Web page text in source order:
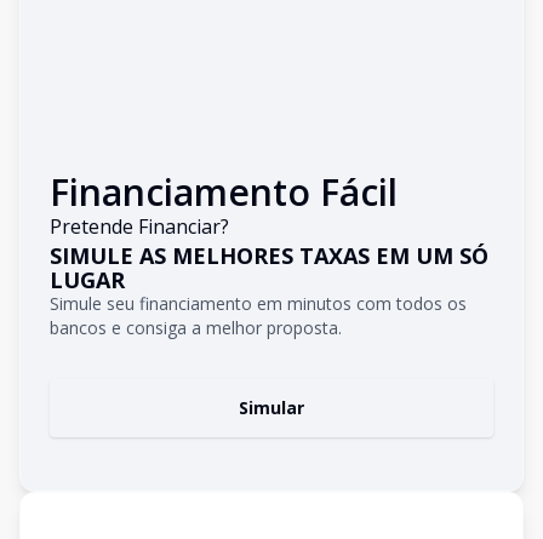
Financiamento Fácil
Pretende Financiar?
SIMULE AS MELHORES TAXAS EM UM SÓ
LUGAR
Simule seu financiamento em minutos com todos os
bancos e consiga a melhor proposta.
Simular